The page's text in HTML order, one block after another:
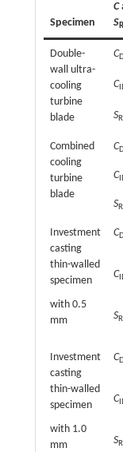
Specimen
C
S R
Double-
wall ultra-
cooling
turbine
blade
C
C
SR
Combined
cooling
turbine
blade
C
C
SR
Investment
casting
thin-walled
specimen
with 0.5
mm
C
C
SR
Investment
casting
thin-walled
specimen
with 1.0
mm
C
C
SR